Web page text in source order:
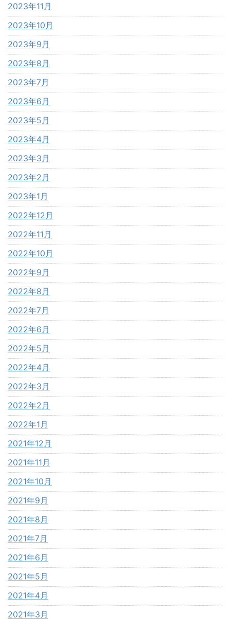
2023年11月
2023年10月
2023年9月
2023年8月
2023年7月
2023年6月
2023年5月
2023年4月
2023年3月
2023年2月
2023年1月
2022年12月
2022年11月
2022年10月
2022年9月
2022年8月
2022年7月
2022年6月
2022年5月
2022年4月
2022年3月
2022年2月
2022年1月
2021年12月
2021年11月
2021年10月
2021年9月
2021年8月
2021年7月
2021年6月
2021年5月
2021年4月
2021年3月